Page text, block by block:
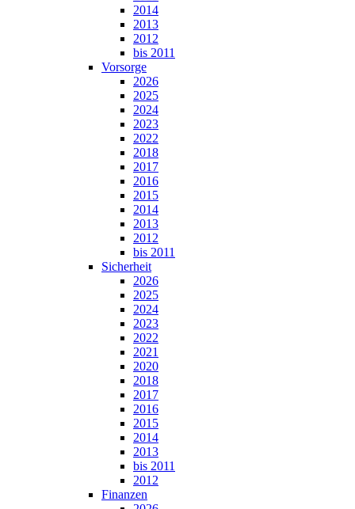
2014
2013
2012
bis 2011
Vorsorge
2026
2025
2024
2023
2022
2018
2017
2016
2015
2014
2013
2012
bis 2011
Sicherheit
2026
2025
2024
2023
2022
2021
2020
2018
2017
2016
2015
2014
2013
bis 2011
2012
Finanzen